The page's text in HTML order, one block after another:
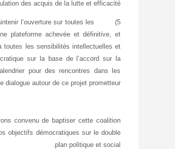
des acquis de la lutte et efficacité.
5)
l’ouverture sur toutes les
plateforme achevée et définitive, et
toutes les sensibilités intellectuelles et
sur la base de l’accord sur la
pour des rencontres dans les
autour de ce projet prometteur.
convenu de baptiser cette coalition
objectifs démocratiques sur le double
plan politique et social.